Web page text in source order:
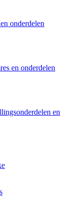
onderdelen
en onderdelen
en